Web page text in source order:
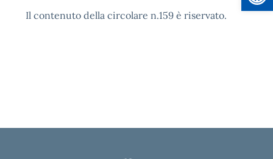
Il contenuto della circolare n.159 è riservato.